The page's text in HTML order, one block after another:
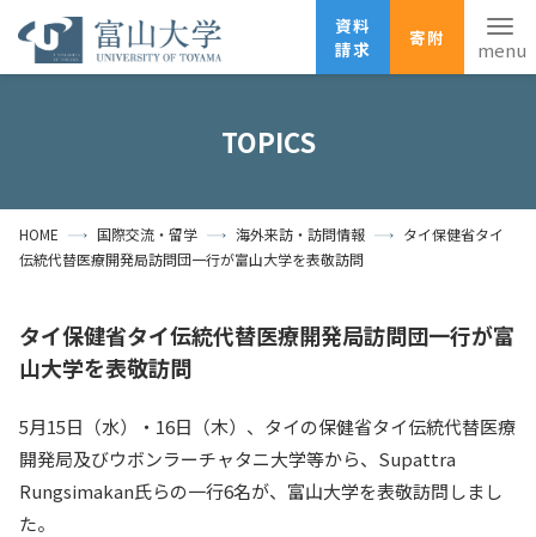
資料
請求
寄附
資料請求
寄附
広報刊行物
受験生の方 地域・一般の方 企業・研究者の方
卒業生の方
大学紹介
学部・大学院・施設
TOPICS
HOME 国際交流・留学 海外来訪・訪問情報
タイ保健省タイ
伝統代替医療開発局訪問団一行が富山大学を表敬訪問
タイ保健省タイ伝統代替医療開発局訪問団一行が富
山大学を表敬訪問
5月15日（水）・16日（木）、タイの保健省タイ伝統代替医療
開発局及びウボンラーチャタニ大学等から、Supattra
Rungsimakan氏らの一行6名が、富山大学を表敬訪問しまし
た。